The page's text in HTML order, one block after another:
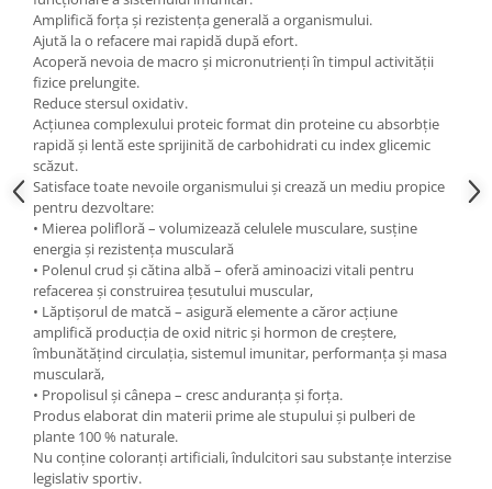
Amplifică forța și rezistența generală a organismului.
Ajută la o refacere mai rapidă după efort.
Acoperă nevoia de macro și micronutrienți în timpul activității
fizice prelungite.
Reduce stersul oxidativ.
Acţiunea complexului proteic format din proteine cu absorbţie
rapidă şi lentă este sprijinită de carbohidrati cu index glicemic
scăzut.
Satisface toate nevoile organismului și crează un mediu propice
pentru dezvoltare:
• Mierea polifloră – volumizează celulele musculare, susţine
energia şi rezistenţa musculară
• Polenul crud și cătina albă – oferă aminoacizi vitali pentru
refacerea şi construirea ţesutului muscular,
• Lăptișorul de matcă – asigură elemente a căror acţiune
amplifică producţia de oxid nitric şi hormon de creştere,
îmbunătăţind circulaţia, sistemul imunitar, performanţa şi masa
musculară,
• Propolisul și cânepa – cresc anduranţa şi forţa.
Produs elaborat din materii prime ale stupului și pulberi de
plante 100 % naturale.
Nu conține coloranți artificiali, îndulcitori sau substanțe interzise
legislativ sportiv.